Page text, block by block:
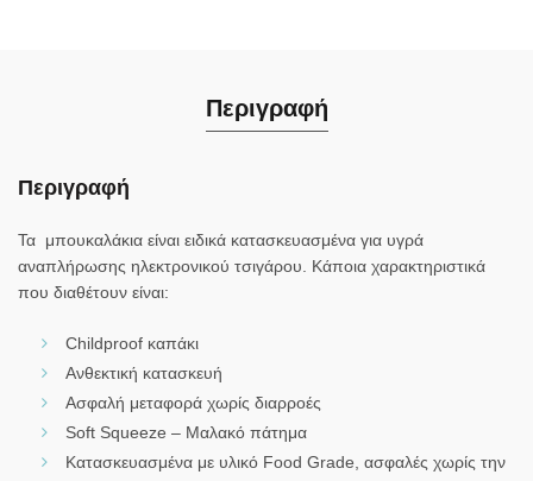
Περιγραφή
Περιγραφή
Τα μπουκαλάκια είναι ειδικά κατασκευασμένα για υγρά
αναπλήρωσης ηλεκτρονικού τσιγάρου. Κάποια χαρακτηριστικά
που διαθέτουν είναι:
Childproof καπάκι
Ανθεκτική κατασκευή
Ασφαλή μεταφορά χωρίς διαρροές
Soft Squeeze – Μαλακό πάτημα
Κατασκευασμένα με υλικό Food Grade, ασφαλές χωρίς την